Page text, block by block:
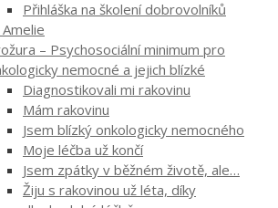
Přihláška na školení dobrovolníků
– Psychosociální minimum pro
nemocné a jejich blízké
Diagnostikovali mi rakovinu
Mám rakovinu
Jsem blízký onkologicky nemocného
Moje léčba už končí
Jsem zpátky v běžném životě, ale…
Žiju s rakovinou už léta, díky